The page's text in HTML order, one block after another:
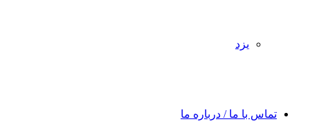
یزد
تماس با ما / درباره ما